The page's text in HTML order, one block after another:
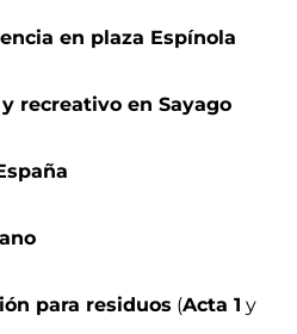
en plaza Espínola
recreativo en Sayago
para residuos (​Acta 1 ​ y ​